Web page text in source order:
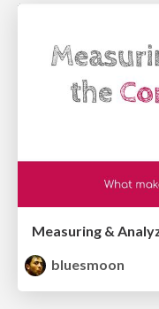
Measuring &
bluesmoon